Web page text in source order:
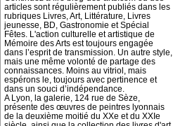
articles sont régulièrement publiés dans les
rubriques Livres, Art, Littérature, Livres
jeunesse, BD, Gastronomie et Spécial
Fêtes. L'action culturelle et artistique de
Mémoire des Arts est toujours engagée
dans l’esprit de transmission. Un autre style,
mais une même volonté de partage des
connaissances. Moins au vitriol, mais
espérons le, toujours avec pertinence et
dans un souci d’indépendance.
A Lyon, la galerie, 124 rue de Sèze,
présente des œuvres de peintres lyonnais
de la deuxième moitié du XXe et du XXIe